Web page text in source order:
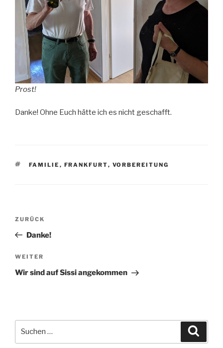
Prost!
Danke! Ohne Euch hätte ich es nicht geschafft.
SCHLAGWÖRTER
FAMILIE , FRANKFURT, VORBEREITUNG
Beitragsnavigation
Vorheriger
Beitrag
ZURÜCK
Danke!
Nächster
Beitrag
WEITER
Wir sind auf Sissi angekommen